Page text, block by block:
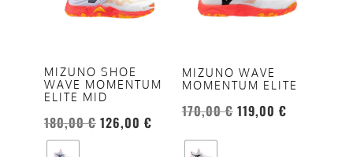
MIZUNO SHOE
WAVE MOMENTUM
ELITE MID
180,00€ 126,00 €
opzioni
possono
scelte
nella
MIZUNO WAVE
MOMENTUM ELITE
170,00€ 119,00 €
più
opzioni
possono
essere
nella